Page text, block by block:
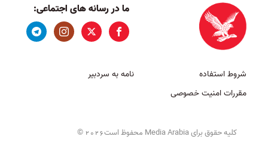
ما در رسانه های اجتماعی:
شروط استفاده
مقررات امنیت خصوصی
نامه به سردبیر
کلیه حقوق برای Media Arabia محفوظ است 2026
©